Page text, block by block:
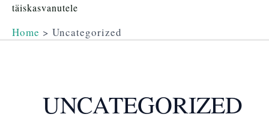
täiskasvanutele
Home Uncategorized
UNCATEGORIZED